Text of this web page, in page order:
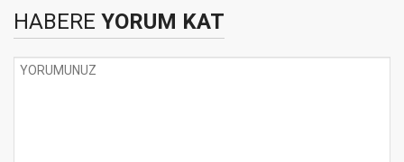
HABERE YORUM KAT